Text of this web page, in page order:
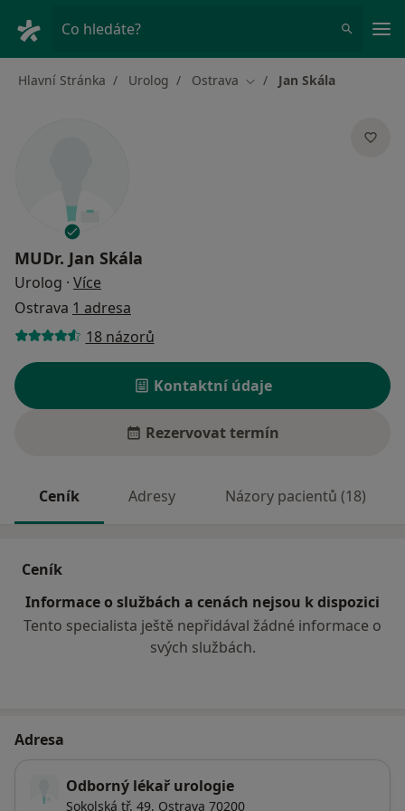
Co hledáte?
Hlavní Stránka Urolog Ostrava Změna města
Jan Skála
MUDr. Jan Skála
Urolog · Více
Ostrava 1 adresa
18 názorů
Kontaktní údaje
Rezervovat termín
Ceník Adresy Názory pacientů (18)
Ceník
Informace o službách a cenách nejsou k dispozici
Tento specialista ještě nepřidával žádné informace o
svých službách.
Adresa
Odborný lékař urologie
Sokolská tř. 49, Ostrava 70200